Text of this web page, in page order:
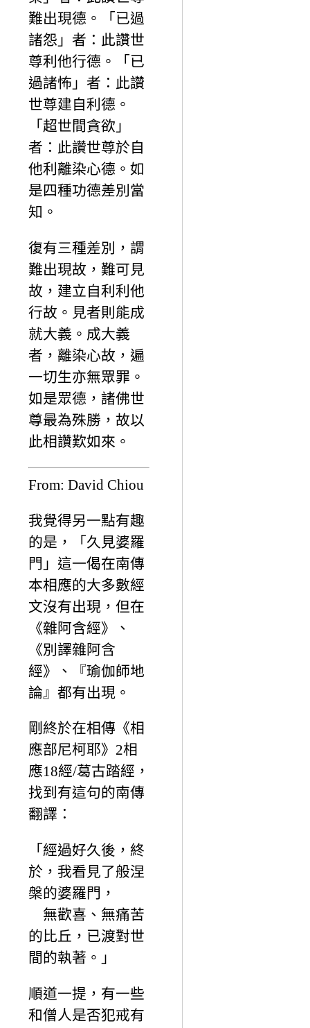
難出現德。「已過
諸怨」者：此讚世
尊利他行德。「已
過諸怖」者：此讚
世尊建自利德。
「超世間貪欲」
者：此讚世尊於自
他利離染心德。如
是四種功德差別當
知。
復有三種差別，謂
難出現故，難可見
故，建立自利利他
行故。見者則能成
就大義。成大義
者，離染心故，遍
一切生亦無眾罪。
如是眾德，諸佛世
尊最為殊勝，故以
此相讚歎如來。
From: David Chiou
我覺得另一點有趣
的是，「久見婆羅
門」這一偈在南傳
本相應的大多數經
文沒有出現，但在
《雜阿含經》、
《別譯雜阿含
經》、『瑜伽師地
論』都有出現。
剛終於在相傳《相
應部尼柯耶》2相
應18經/葛古踏經，
找到有這句的南傳
翻譯：
「經過好久後，終
於，我看見了般涅
槃的婆羅門，
無歡喜、無痛苦
的比丘，已渡對世
間的執著。」
順道一提，有一些
和僧人是否犯戒有